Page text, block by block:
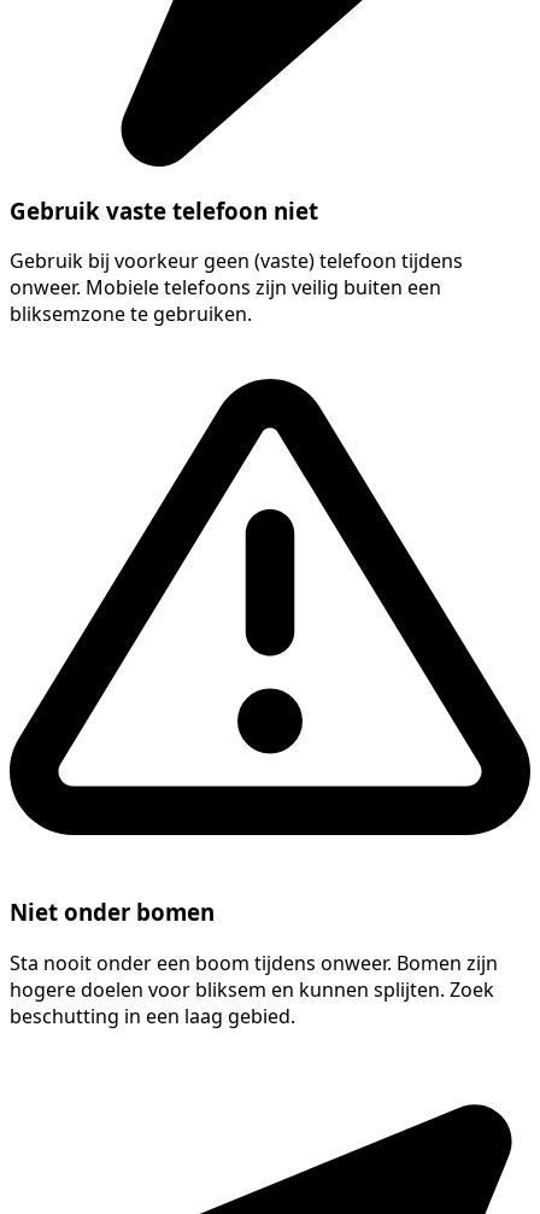
Gebruik vaste telefoon niet
Gebruik bij voorkeur geen (vaste) telefoon tijdens
onweer. Mobiele telefoons zijn veilig buiten een
bliksemzone te gebruiken.
Niet onder bomen
Sta nooit onder een boom tijdens onweer. Bomen zijn
hogere doelen voor bliksem en kunnen splijten. Zoek
beschutting in een laag gebied.